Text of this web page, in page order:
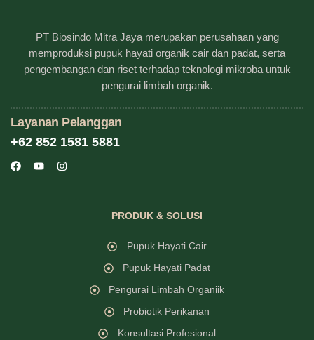
PT Biosindo Mitra Jaya merupakan perusahaan yang
memproduksi pupuk hayati organik cair dan padat, serta
pengembangan dan riset terhadap teknologi mikroba untuk
pengurai limbah organik.
Layanan Pelanggan
+62 852 1581 5881
PRODUK & SOLUSI
Pupuk Hayati Cair
Pupuk Hayati Padat
Pengurai Limbah Organiik
Probiotik Perikanan
Konsultasi Profesional